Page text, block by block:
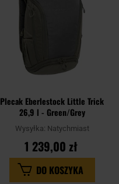
Plecak Eberlestock Little Trick
26,9 l - Green/Grey
Wysyłka: Natychmiast
1 239,00 zł
DO KOSZYKA